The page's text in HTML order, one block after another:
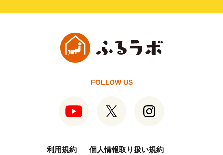
FOLLOW US
利用規約 個人情報取り扱い規約